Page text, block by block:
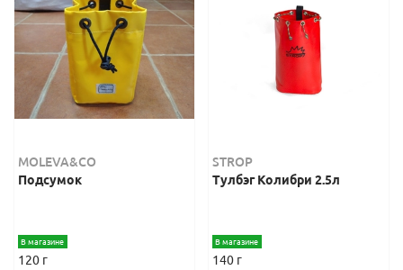
MOLEVA&CO
Подсумок
В магазине
120 г
STROP
Тулбэг Колибри 2.5л
В магазине
140 г